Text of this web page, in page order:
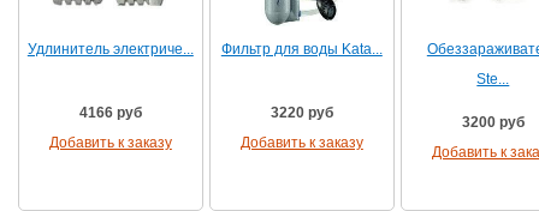
Удлинитель электриче...
4166 руб
Добавить к заказу
Фильтр для воды Kata...
3220 руб
Добавить к заказу
Ste...
3200 руб
Добавить к